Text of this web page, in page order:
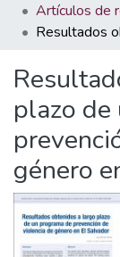
All of
Artículos de
plazo de
género